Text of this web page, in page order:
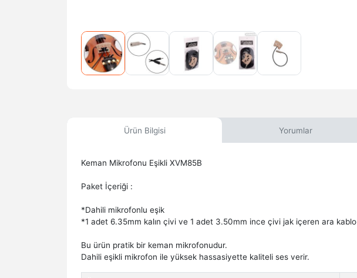
Ürün Bilgisi Yorumlar
Keman Mikrofonu Eşikli XVM85B
Paket İçeriği :
*Dahili mikrofonlu eşik
*1 adet 6.35mm kalın çivi ve 1 adet 3.50mm ince çivi jak içeren ara kablo
Bu ürün pratik bir keman mikrofonudur.
Dahili eşikli mikrofon ile yüksek hassasiyette kaliteli ses verir.